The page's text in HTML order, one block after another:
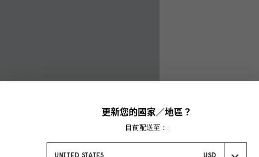
更新您的國家／地區？
目前配送至：:
UNITED STATES USD